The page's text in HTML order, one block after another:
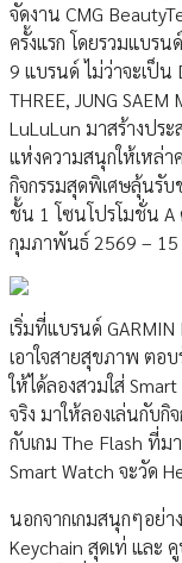
จัดงาน CMG
ครั้งแรก โดยรวมแบร
9 แบรนด์ ไม่ว่าจะเป็น
THREE, JUNG
LuLuLun มาสร้างปร
แห่งความสนุกให้เหล่
กิจกรรมสุดพิเศษลุ้นรั
ชั้น 1 โซนโปรโมชั่น
กุมภาพันธ์ 2569 –
เริ่มที่แบรนด์
เอาใจสายสุขภาพ ตอ
ให้ได้ลองสวมใส่
จริง มาให้ลองเล่นกับกิ
กับเกม The Flash ที่ม
Smart Watch จะวัด
นอกจากเกมสนุกๆอย่า
Keychain สุดเท่ และ